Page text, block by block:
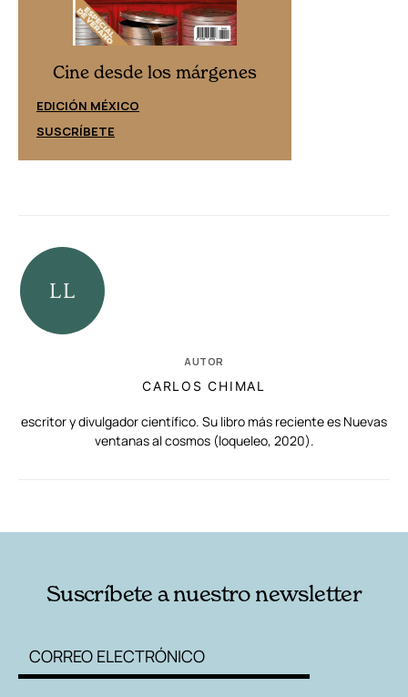
Cine desde los márgenes
EDICIÓN MÉXICO
SUSCRÍBETE
AUTOR
CARLOS CHIMAL
escritor y divulgador científico. Su libro más reciente es Nuevas
ventanas al cosmos (loqueleo, 2020).
Suscríbete a nuestro newsletter